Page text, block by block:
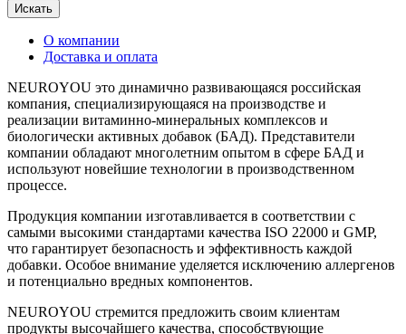
Искать
О компании
Доставка и оплата
NEUROYOU это динамично развивающаяся российская
компания, специализирующаяся на производстве и
реализации витаминно-минеральных комплексов и
биологически активных добавок (БАД). Представители
компании обладают многолетним опытом в сфере БАД и
используют новейшие технологии в производственном
процессе.
Продукция компании изготавливается в соответствии с
самыми высокими стандартами качества ISO 22000 и GMP,
что гарантирует безопасность и эффективность каждой
добавки. Особое внимание уделяется исключению аллергенов
и потенциально вредных компонентов.
NEUROYOU стремится предложить своим клиентам
продукты высочайшего качества, способствующие